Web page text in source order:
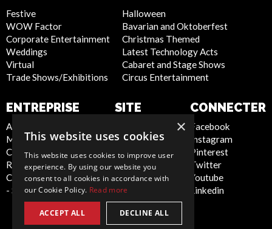
Festive
WOW Factor
Corporate Entertainment
Weddings
Virtual
Trade Shows/Exhibitions
Halloween
Bavarian and Oktoberfest
Christmas Themed
Latest Technology Acts
Cabaret and Stage Shows
Circus Entertainment
ENTREPRISE
About Us
Meet the Team
Contact Us
Report Abuse
Compliance Statement
- Seafarers
SITE
Privacy Policy
Cookie Policy
Artist Sign Up
Terms and
Conditions
Sitemap
CONNECTER
Facebook
Instagram
Pinterest
Twitter
Youtube
Linkedin
×
This website uses cookies
This website uses cookies to improve user
experience. By using our website you
consent to all cookies in accordance with
our Cookie Policy. Read more
ACCEPT ALL DECLINE ALL